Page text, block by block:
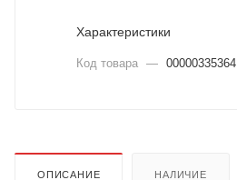
Характеристики
Код товара — 00000335364
ОПИСАНИЕ НАЛИЧИЕ